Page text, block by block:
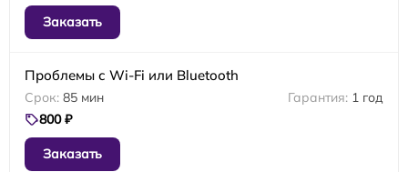
Заказать
Проблемы с Wi-Fi или Bluetooth
85 мин
1 год
800 ₽
Заказать